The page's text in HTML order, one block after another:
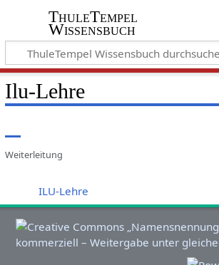
ThuleTempel
Wissensbuch
Ilu-Lehre
Weiterleitung
ILU-Lehre